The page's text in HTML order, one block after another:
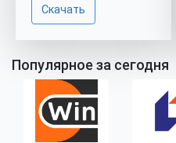
Скачать
Популярное за сегодня